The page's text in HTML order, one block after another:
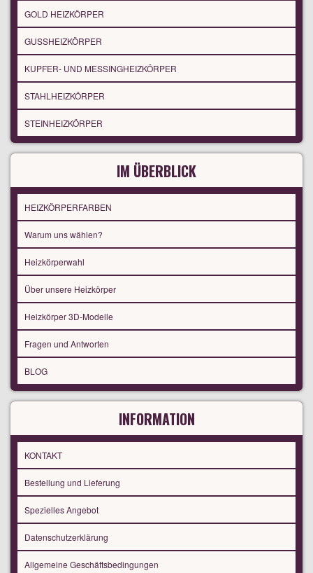
GOLD HEIZKÖRPER
GUSSHEIZKÖRPER
KUPFER- UND MESSINGHEIZKÖRPER
STAHLHEIZKÖRPER
STEINHEIZKÖRPER
IM ÜBERBLICK
HEIZKÖRPERFARBEN
Warum uns wählen?
Heizkörperwahl
Über unsere Heizkörper
Heizkörper 3D-Modelle
Fragen und Antworten
BLOG
INFORMATION
KONTAKT
Bestellung und Lieferung
Spezielles Angebot
Datenschutzerklärung
Allgemeine Geschäftsbedingungen